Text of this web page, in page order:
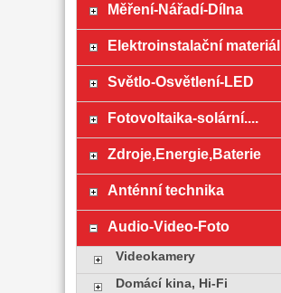
Měření-Nářadí-Dílna
Elektroinstalační materiál
Světlo-Osvětlení-LED
Fotovoltaika-solární....
Zdroje,Energie,Baterie
Anténní technika
Audio-Video-Foto
Videokamery
Domácí kina, Hi-Fi